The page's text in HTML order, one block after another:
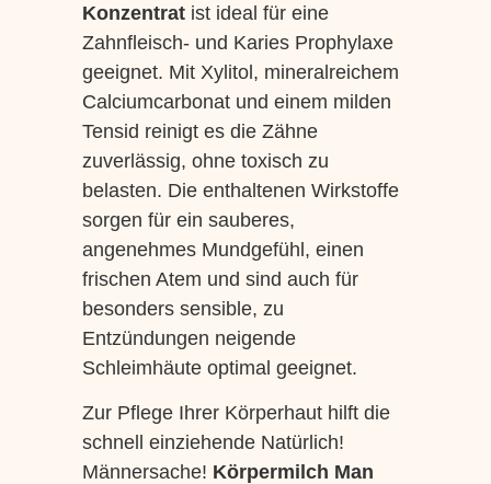
Konzentratist ideal für eine
Zahnfleisch- und Karies Prophylaxe
geeignet. Mit Xylitol, mineralreichem
Calciumcarbonat und einem milden
Tensid reinigt es die Zähne
zuverlässig, ohne toxisch zu
belasten. Die enthaltenen Wirkstoffe
sorgen für ein sauberes,
angenehmes Mundgefühl, einen
frischen Atem und sind auch für
besonders sensible, zu
Entzündungen neigende
Schleimhäute optimal geeignet.
Zur Pflege Ihrer Körperhaut hilft die
schnell einziehende Natürlich!
Männersache! Körpermilch Man